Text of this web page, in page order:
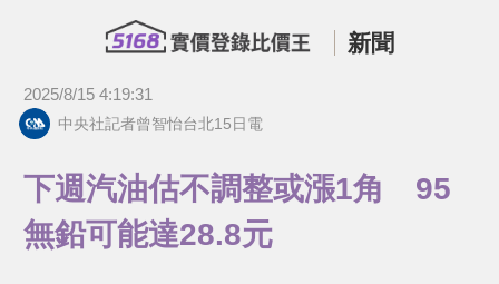
新聞
2025/8/15 4:19:31
中央社記者曾智怡台北15日電
下週汽油估不調整或漲1角 95
無鉛可能達28.8元